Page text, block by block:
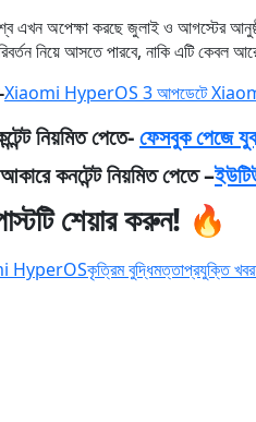
এখন অপেক্ষা করছে জুলাই ও আগস্টের
নিয়ে আসতে পারবে, নাকি এটি কেবল
Xiaomi HyperOS 3 আপডেটে Xiaomi
নিয়মিত পেতে-ফেসবুক পেজে
কনটেন্ট নিয়মিত পেতে –
শেয়ার করুন! 🔥
HyperOSকৃত্রিম বুদ্ধিমত্তাপ্রযুক্তি খবর